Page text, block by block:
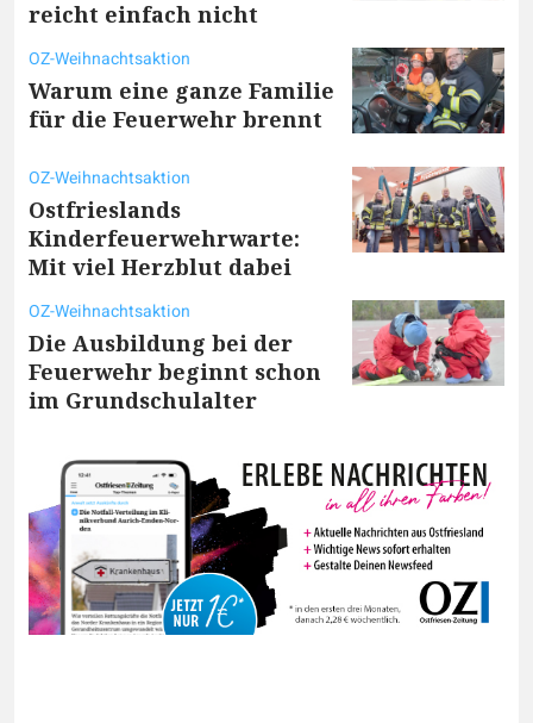
reicht einfach nicht
OZ-Weihnachtsaktion
Warum eine ganze Familie
für die Feuerwehr brennt
OZ-Weihnachtsaktion
Ostfrieslands
Kinderfeuerwehrwarte:
Mit viel Herzblut dabei
OZ-Weihnachtsaktion
Die Ausbildung bei der
Feuerwehr beginnt schon
im Grundschulalter